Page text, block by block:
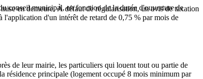
conseil municipal, en fonction de la durée d'ouverture de
en demeure. À défaut de régularisation, un avis de taxation
d'un intérêt de retard de 0,75 % par mois de
de leur mairie, les particuliers qui louent tout ou partie de
résidence principale (logement occupé 8 mois minimum par